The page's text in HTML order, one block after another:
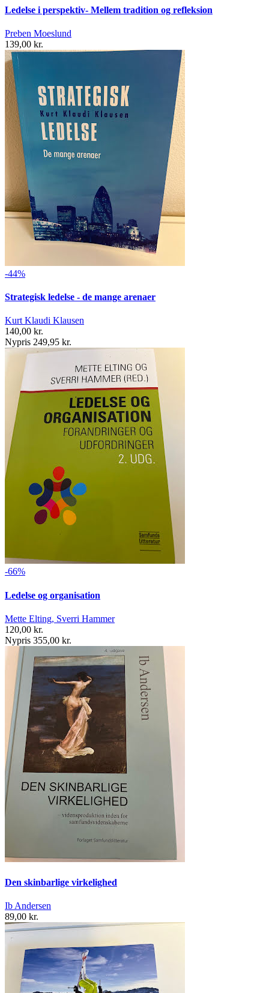
Ledelse i perspektiv- Mellem tradition og refleksion
Preben Moeslund
139,00 kr.
-44%
Strategisk ledelse - de mange arenaer
Kurt Klaudi Klausen
140,00 kr.
Nypris 249,95 kr.
-66%
Ledelse og organisation
Mette Elting, Sverri Hammer
120,00 kr.
Nypris 355,00 kr.
Den skinbarlige virkelighed
Ib Andersen
89,00 kr.